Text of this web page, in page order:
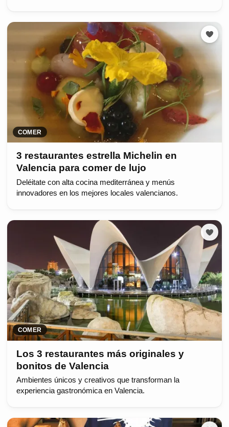
COMER
3 restaurantes estrella Michelin en
Valencia para comer de lujo
Deléitate con alta cocina mediterránea y menús
innovadores en los mejores locales valencianos.
COMER
Los 3 restaurantes más originales y
bonitos de Valencia
Ambientes únicos y creativos que transforman la
experiencia gastronómica en Valencia.